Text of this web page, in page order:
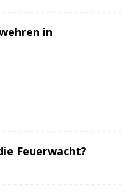
in
Feuerwacht?